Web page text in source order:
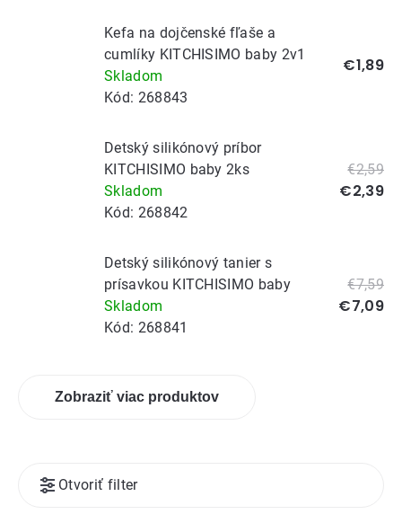
Kefa na dojčenské fľaše a
cumlíky KITCHISIMO baby 2v1
Skladom
Kód: 268843
€1,89
Detský silikónový príbor
KITCHISIMO baby 2ks
Skladom
Kód: 268842
€2,59
€2,39
Detský silikónový tanier s
prísavkou KITCHISIMO baby
Skladom
Kód: 268841
€7,59
€7,09
Zobraziť viac produktov
Otvoriť filter
Výpis